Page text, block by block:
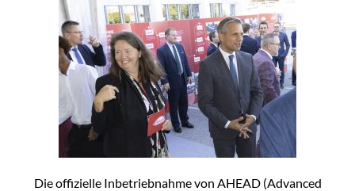
Die offizielle Inbetriebnahme von AHEAD (Advanced